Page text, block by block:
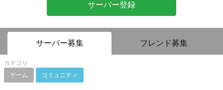
サーバー登録
サーバー募集 フレンド募集
カテゴリ
ゲーム
コミュニティ